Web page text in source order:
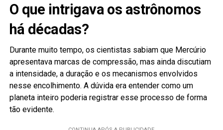
O que intrigava os astrônomos
há décadas?
Durante muito tempo, os cientistas sabiam que Mercúrio
apresentava marcas de compressão, mas ainda discutiam
a intensidade, a duração e os mecanismos envolvidos
nesse encolhimento. A dúvida era entender como um
planeta inteiro poderia registrar esse processo de forma
tão evidente.